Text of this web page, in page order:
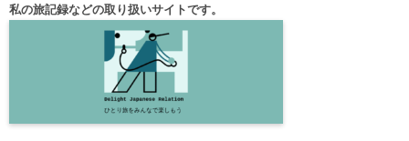
私の旅記録などの取り扱いサイトです。